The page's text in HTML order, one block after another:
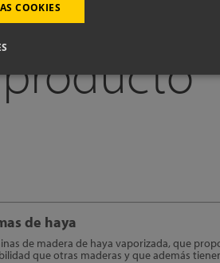
de haya
de madera de haya vaporizada, que
que otras maderas y que además
COOKIES